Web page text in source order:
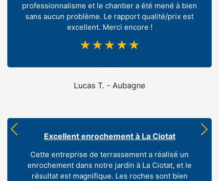
Lucas T. - Aubagne
professionnalisme et le chantier a été mené à bien
sans aucun problème. Le rapport qualité/prix est
excellent. Merci encore !
☆ ☆ ☆ ☆ ☆
Excellent enrochement à La Ciotat
Cette entreprise de terrassement a réalisé un
enrochement dans notre jardin à La Ciotat, et le
résultat est magnifique. Les roches sont bien